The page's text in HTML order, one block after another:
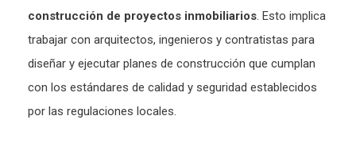
construcción de proyectos inmobiliarios . Esto implica
trabajar con arquitectos, ingenieros y contratistas para
diseñar y ejecutar planes de construcción que cumplan
con los estándares de calidad y seguridad establecidos
por las regulaciones locales.